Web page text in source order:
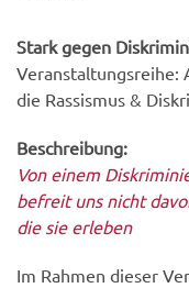
Stark gegen
Veranstaltungsreihe:
die Rassismus &
Beschreibung:
Von einem
befreit uns nicht
die sie erleben
Im Rahmen dieser